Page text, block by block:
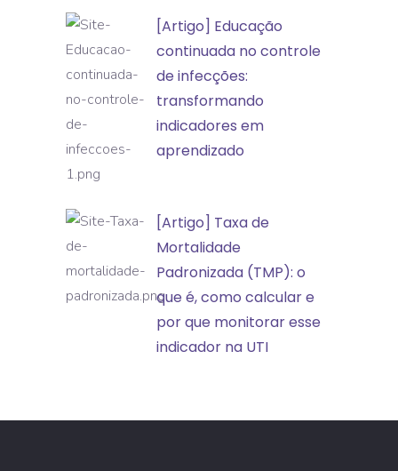
de
incidentes
e
eventos
adversos
[Artigo]
Educação
continuada
no
controle
de
infecções:
indicadores
em
aprendizado
[Artigo] Educação
continuada no controle
de infecções:
transformando
indicadores em
aprendizado
[Artigo]
Taxa
de
Mortalidade
é,
[Artigo] Taxa de
Mortalidade
Padronizada (TMP): o
que é, como calcular e
por que monitorar esse
indicador na UTI